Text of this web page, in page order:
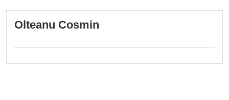
Olteanu Cosmin